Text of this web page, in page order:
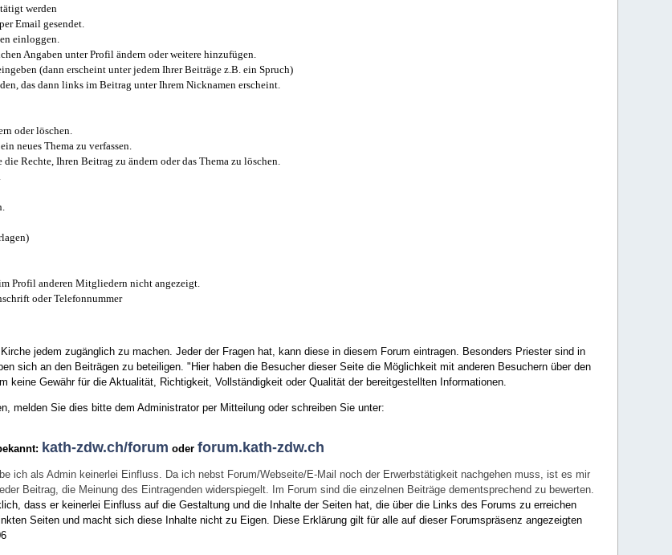
werden
Email gesendet.
einloggen.
Angaben unter Profil ändern oder weitere hinzufügen.
(dann erscheint unter jedem Ihrer Beiträge z.B. ein Spruch)
das dann links im Beitrag unter Ihrem Nicknamen erscheint.
oder löschen.
neues Thema zu verfassen.
Rechte, Ihren Beitrag zu ändern oder das Thema zu löschen.
Profil anderen Mitgliedern nicht angezeigt.
oder Telefonnummer
jedem zugänglich zu machen. Jeder der Fragen hat, kann diese in diesem Forum eintragen. Besonders Priester sind in
sich an den Beiträgen zu beteiligen. "Hier haben die Besucher dieser Seite die Möglichkeit mit anderen Besuchern über den
keine Gewähr für die Aktualität, Richtigkeit, Vollständigkeit oder Qualität der bereitgestellten Informationen.
melden Sie dies bitte dem Administrator per Mitteilung oder schreiben Sie unter:
kath-zdw.ch/forum oderforum.kath-zdw.ch
ich als Admin keinerlei Einfluss. Da ich nebst Forum/Webseite/E-Mail noch der Erwerbstätigkeit nachgehen muss, ist es mir
Beitrag, die Meinung des Eintragenden widerspiegelt. Im Forum sind die einzelnen Beiträge dementsprechend zu bewerten.
dass er keinerlei Einfluss auf die Gestaltung und die Inhalte der Seiten hat, die über die Links des Forums zu erreichen
Seiten und macht sich diese Inhalte nicht zu Eigen. Diese Erklärung gilt für alle auf dieser Forumspräsenz angezeigten